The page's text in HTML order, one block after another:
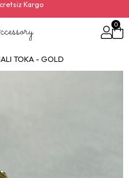
Kargo
0
TOKA - GOLD